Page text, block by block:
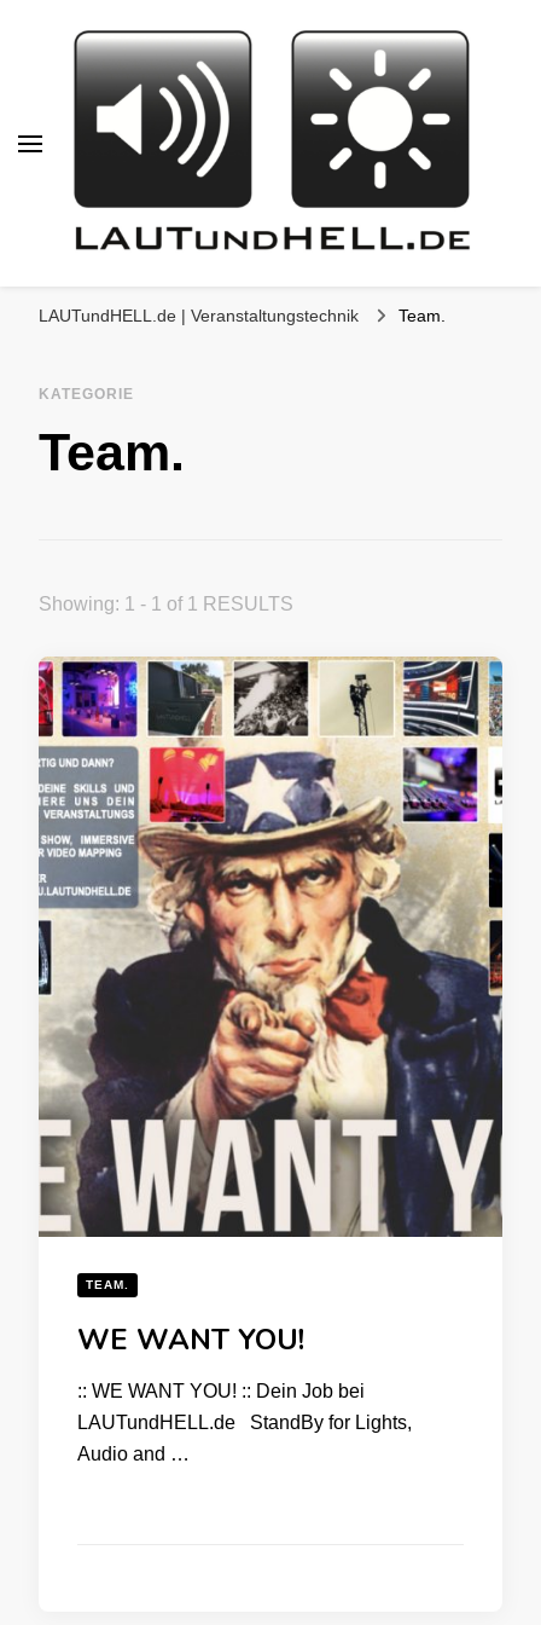
KOMMUNIKATION
LAUTundHELL.de | Veranstaltungstechnik Team.
KATEGORIE
Team.
Showing: 1 - 1 of 1 RESULTS
TEAM.
WE WANT YOU!
:: WE WANT YOU! :: Dein Job bei
LAUTundHELL.de StandBy for Lights,
Audio and …